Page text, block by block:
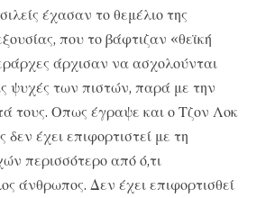
έχασαν το θεμέλιο της
που το βάφτιζαν «θεϊκή
άρχισαν να ασχολούνται
ψυχές των πιστών, παρά με την
τους. Οπως έγραψε και ο Τζον Λοκ
δεν έχει επιφορτιστεί με τη
περισσότερο από ό,τι
άνθρωπος. Δεν έχει επιφορτισθεί